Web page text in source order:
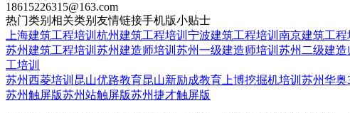
18615226315@163.com
热门类别 相关类别 友情链接手机版小贴士
上海建筑工程培训 杭州建筑工程培训 宁波建筑工程培训 南京建筑工程
苏州建筑工程培训 苏州建造师培训 苏州一级建造师培训 苏州二级建造
工培训
苏州西菱培训 昆山优路教育昆山新励成教育 上博挖掘机培训 苏州华奥
苏州触屏版苏州站触屏版苏州捷才触屏版